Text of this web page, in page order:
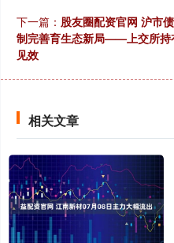
下一篇： 股友圈配资官网 沪市
制完善育生态新局——上交所持
见效
相关文章